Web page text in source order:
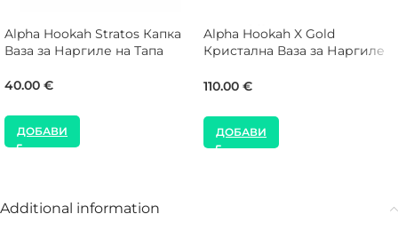
Alpha Hookah Stratos Капка
Ваза за Наргиле на Тапа
40.00 €
ДОБАВИ
Alpha Hookah X Gold
Кристална Ваза за Наргиле
110.00 €
ДОБАВИ
Additional information